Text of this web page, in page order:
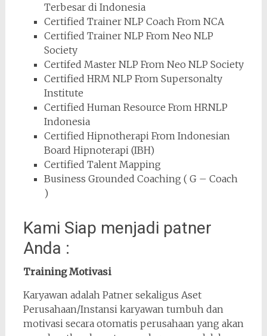
Terbesar di Indonesia
Certified Trainer NLP Coach From NCA
Certified Trainer NLP From Neo NLP
Society
Certifed Master NLP From Neo NLP Society
Certified HRM NLP From Supersonalty
Institute
Certified Human Resource From HRNLP
Indonesia
Certified Hipnotherapi From Indonesian
Board Hipnoterapi (IBH)
Certified Talent Mapping
Business Grounded Coaching ( G – Coach
)
Kami Siap menjadi patner
Anda :
Training Motivasi
Karyawan adalah Patner sekaligus Aset
Perusahaan/Instansi karyawan tumbuh dan
motivasi secara otomatis perusahaan yang akan